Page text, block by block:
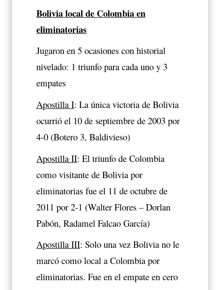
Bolivia local de Colombia en
eliminatorias
Jugaron en 5 ocasiones con historial
nivelado: 1 triunfo para cada uno y 3
empates
Apostilla I: La única victoria de Bolivia
ocurrió el 10 de septiembre de 2003 por
4-0 (Botero 3, Baldivieso)
Apostilla II: El triunfo de Colombia
como visitante de Bolivia por
eliminatorias fue el 11 de octubre de
2011 por 2-1 (Walter Flores – Dorlan
Pabón, Radamel Falcao García)
Apostilla III: Solo una vez Bolivia no le
marcó como local a Colombia por
eliminatorias. Fue en el empate en cero